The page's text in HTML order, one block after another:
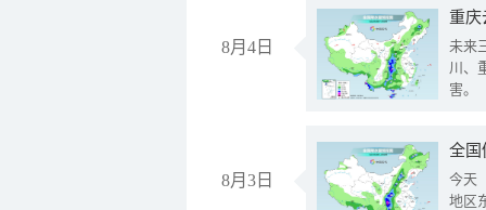
8月4日
重庆
未来
川、
害。
8月3日
全国
今天
地区